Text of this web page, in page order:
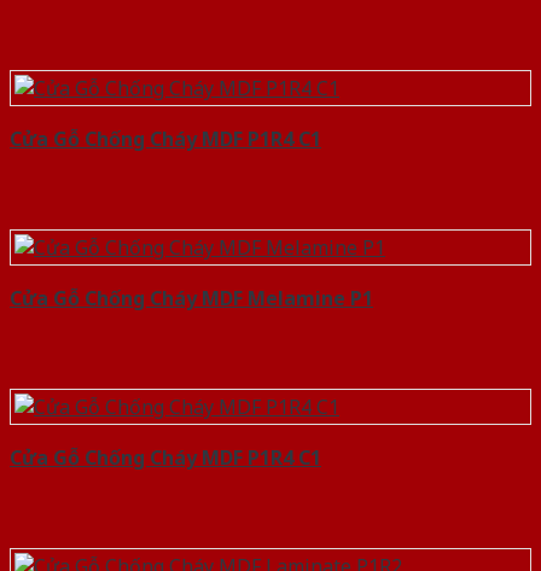
Cửa Gỗ Chống Cháy MDF P1R4 C1
Cửa Gỗ Chống Cháy MDF Melamine P1
Cửa Gỗ Chống Cháy MDF P1R4 C1